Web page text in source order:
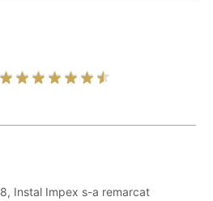
Instal Impex s-a remarcat